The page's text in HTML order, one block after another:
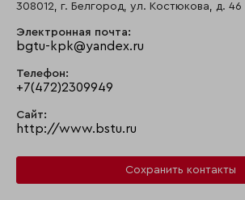
308012, г. Белгород, ул. Костюкова, д. 46
Электронная почта:
bgtu-kpk@yandex.ru
Телефон:
+7(472)2309949
Сайт:
http://www.bstu.ru
Сохранить контакты